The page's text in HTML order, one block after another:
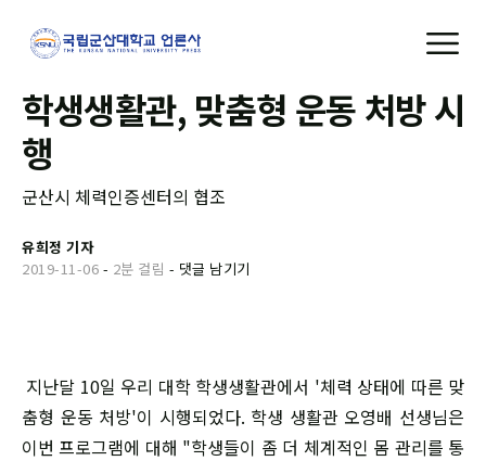
학생생활관, 맞춤형 운동 처방 시
행
군산시 체력인증센터의 협조
유희정 기자
2019-11-06 - 2분 걸림 - 댓글 남기기
지난달 10일 우리 대학 학생생활관에서 '체력 상태에 따른 맞
춤형 운동 처방'이 시행되었다. 학생 생활관 오영배 선생님은
이번 프로그램에 대해 "학생들이 좀 더 체계적인 몸 관리를 통